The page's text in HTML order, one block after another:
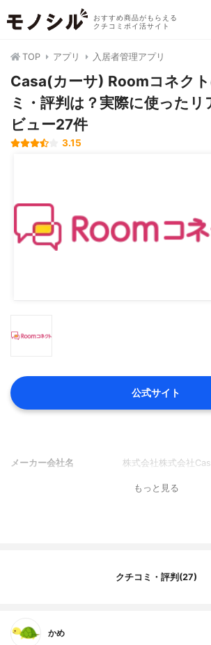
おすすめ商品がもらえる
クチコミポイ活サイト
TOP アプリ 入居者管理アプリ
Casa(カーサ) Roomコネク
ミ・評判は？実際に使ったリ
ビュー27件
3.15
公式サイト
メーカー会社名 株式会社株式会社
もっと見る
クチコミ・評判(27)
かめ